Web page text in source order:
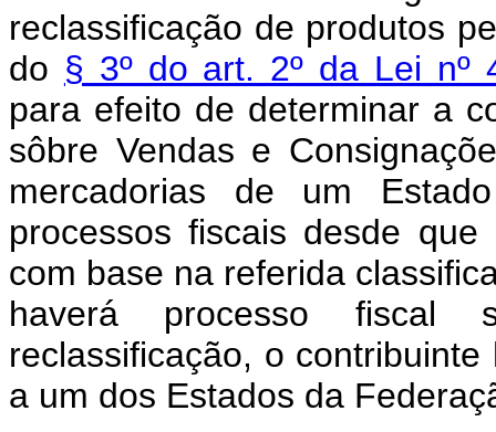
reclassificação de produtos
do § 3º do art. 2º da Lei nº
para efeito de determinar a
sôbre Vendas e
mercadorias de um
processos fiscais desde
com base na referida
haverá processo fiscal
reclassificação, o
a um dos Estados da